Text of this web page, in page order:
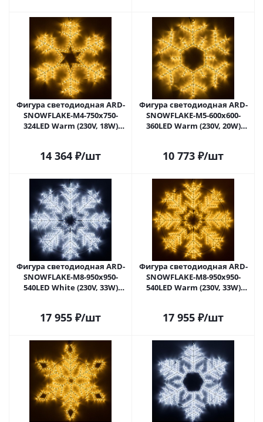
Фигура светодиодная ARD-
SNOWFLAKE-M4-750x750-
324LED Warm (230V, 18W)
14 364 ₽/шт
Фигура светодиодная ARD-
SNOWFLAKE-M5-600x600-
360LED Warm (230V, 20W)
10 773 ₽/шт
Фигура светодиодная ARD-
SNOWFLAKE-M8-950x950-
540LED White (230V, 33W)
17 955 ₽/шт
Фигура светодиодная ARD-
SNOWFLAKE-M8-950x950-
540LED Warm (230V, 33W)
17 955 ₽/шт